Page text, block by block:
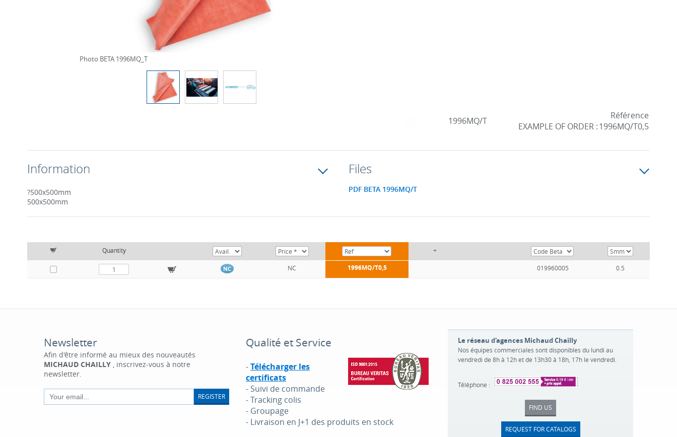
Photo BETA 1996MQ_T
1996MQ/T EXAMPLE OF ORDER :
Référence
1996MQ/T0,5
Information
?500x500mm
500x500mm
Files
PDF BETA 1996MQ/T
Quantity +
NC NC 1996MQ/T0,5 019960005 0.5
Newsletter
Afin d'être informé au mieux des nouveautés
MICHAUD CHAILLY, inscrivez-vous à notre
newsletter.
REGISTER
Qualité et Service
-Télécharger les
certificats
- Suivi de commande
- Tracking colis
- Groupage
- Livraison en J+1 des produits en stock
Le réseau d'agences Michaud Chailly
Nos équipes commerciales sont disponibles du lundi au
vendredi de 8h à 12h et de 13h30 à 18h, 17h le vendredi.
Téléphone :
FIND US
REQUEST FOR CATALOGS